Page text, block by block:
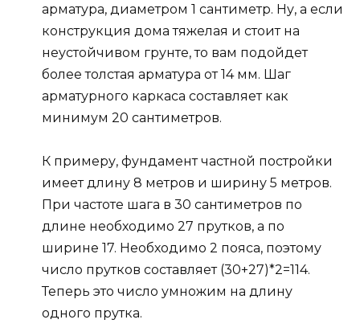
арматура, диаметром 1 сантиметр. Ну, а если
конструкция дома тяжелая и стоит на
неустойчивом грунте, то вам подойдет
более толстая арматура от 14 мм. Шаг
арматурного каркаса составляет как
минимум 20 сантиметров.
К примеру, фундамент частной постройки
имеет длину 8 метров и ширину 5 метров.
При частоте шага в 30 сантиметров по
длине необходимо 27 прутков, а по
ширине 17. Необходимо 2 пояса, поэтому
число прутков составляет (30+27)*2=114.
Теперь это число умножим на длину
одного прутка.